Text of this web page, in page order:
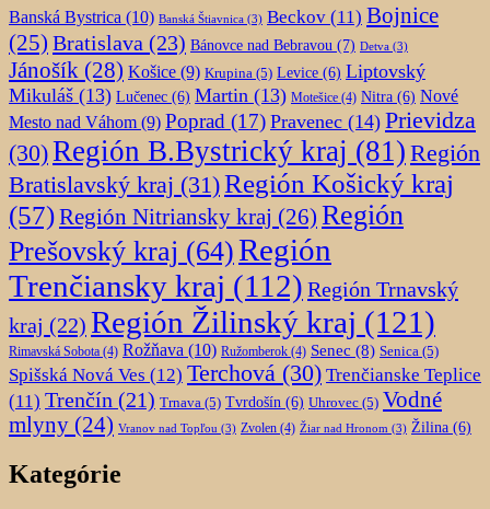
Banská Bystrica (10) Banská Štiavnica (3) Beckov (11) Bojnice
(25) Bratislava (23) Bánovce nad Bebravou (7) Detva (3)
Jánošík (28) Košice (9) Krupina (5) Levice (6) Liptovský
Mikuláš (13) Lučenec (6) Martin (13) Motešice (4) Nitra (6) Nové
Mesto nad Váhom (9) Poprad (17) Pravenec (14) Prievidza
(30)Región B.Bystrický kraj (81) Región
Bratislavský kraj (31)Región Košický kraj
(57)Región Nitriansky kraj (26) Región
Prešovský kraj (64)Región
Trenčiansky kraj (112) Región Trnavský
kraj (22) Región Žilinský kraj (121)
Rimavská Sobota (4) Rožňava (10) Ružomberok (4) Senec (8) Senica (5)
Spišská Nová Ves (12) Terchová (30) Trenčianske Teplice
(11) Trenčín (21) Trnava (5) Tvrdošín (6) Uhrovec (5) Vodné
mlyny (24) Vranov nad Topľou (3) Zvolen (4) Žiar nad Hronom (3) Žilina (6)
Kategórie